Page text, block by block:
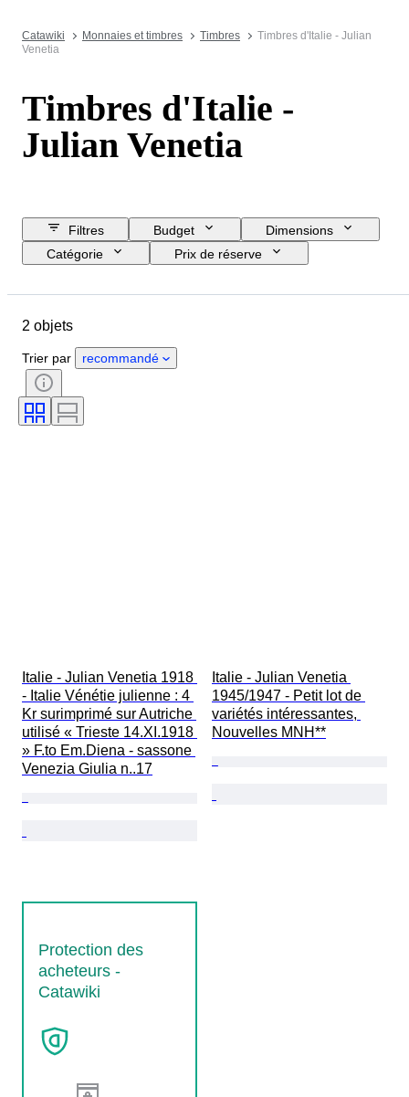
Catawiki Monnaies et timbres Timbres
Timbres d'Italie - Julian
Venetia
Timbres d'Italie -
Julian Venetia
Filtres Budget
Dimensions
Catégorie
Prix de réserve
2 objets
Trier par recommandé
Italie - Julian Venetia 1918
- Italie Vénétie julienne : 4
Kr surimprimé sur Autriche
utilisé « Trieste 14.XI.1918
» F.to Em.Diena - sassone
Venezia Giulia n..17
Italie - Julian Venetia
1945/1947 - Petit lot de
variétés intéressantes,
Nouvelles MNH**
Protection des
acheteurs -
Catawiki